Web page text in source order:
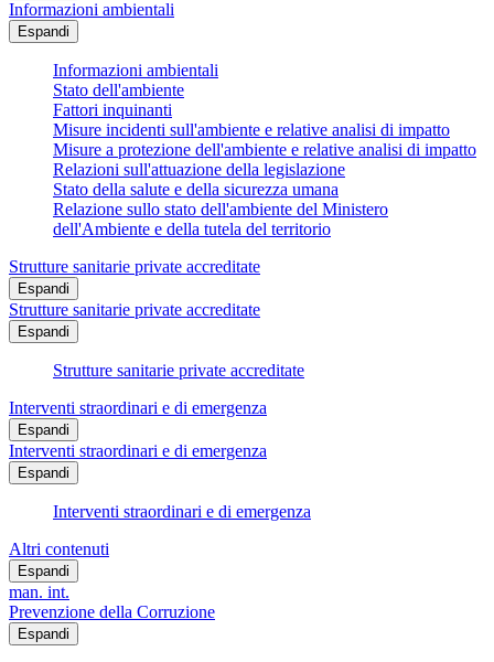
Informazioni ambientali
Espandi
Informazioni ambientali
Stato dell'ambiente
Fattori inquinanti
Misure incidenti sull'ambiente e relative analisi di impatto
Misure a protezione dell'ambiente e relative analisi di impatto
Relazioni sull'attuazione della legislazione
Stato della salute e della sicurezza umana
Relazione sullo stato dell'ambiente del Ministero
dell'Ambiente e della tutela del territorio
Strutture sanitarie private accreditate
Espandi
Strutture sanitarie private accreditate
Espandi
Strutture sanitarie private accreditate
Interventi straordinari e di emergenza
Espandi
Interventi straordinari e di emergenza
Espandi
Interventi straordinari e di emergenza
Altri contenuti
Espandi
man. int.
Prevenzione della Corruzione
Espandi